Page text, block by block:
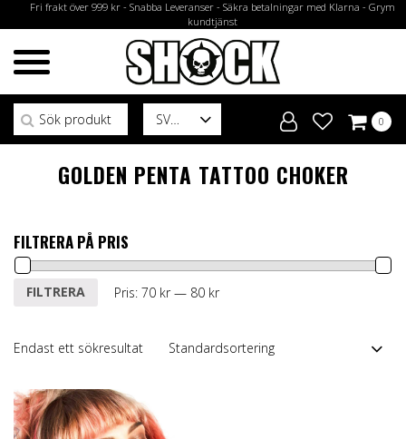
Fri frakt över 999 kr - Snabba Leveranser - Säkra betalningar med Klarna - Grym
kundtjänst
SV
Sök efter:
0
GOLDEN PENTA TATTOO CHOKER
FILTRERA PÅ PRIS
Min
MaxFILTRERA Pris: 70 kr— 80 kr
Endast ett sökresultat